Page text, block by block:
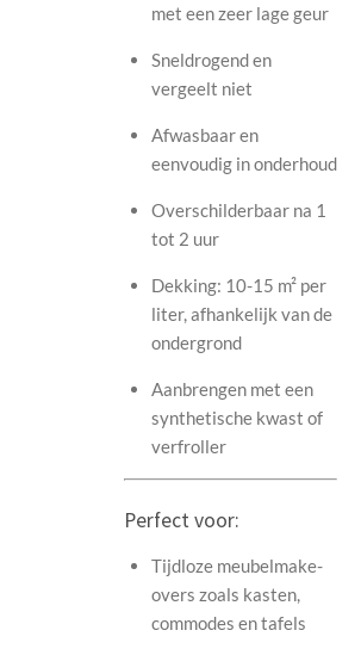
met een zeer lage geur
Sneldrogend en
vergeelt niet
Afwasbaar en
eenvoudig in onderhoud
Overschilderbaar na 1
tot 2 uur
Dekking: 10-15 m² per
liter, afhankelijk van de
ondergrond
Aanbrengen met een
synthetische kwast of
verfroller
Perfect voor:
Tijdloze meubelmake-
overs zoals kasten,
commodes en tafels